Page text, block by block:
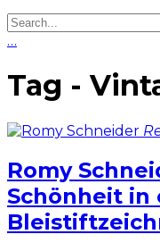
…
Tag -
Romy
Schönheit in